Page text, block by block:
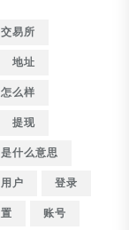
交易所
地址
怎么样
提现
是什么意思
用户
登录
设置
账号